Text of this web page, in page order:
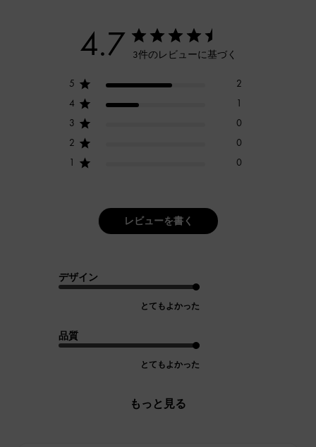
4.7 3件のレビューに基づく
5
2
4
1
3
0
2
0
1
0
レビューを書く
デザイン
とてもよかった
品質
とてもよかった
もっと見る